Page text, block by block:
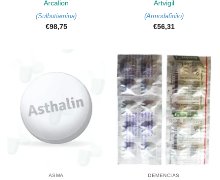
Arcalion
(Sulbutiamina)
€98,75
Artvigil
(Armodafinilo)
€56,31
ASMA DEMENCIAS